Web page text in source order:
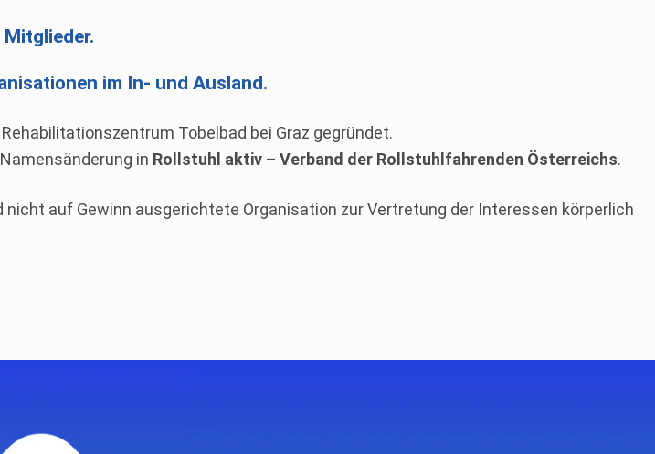
im In- und Ausland.
Tobelbad bei Graz gegründet.
in Rollstuhl aktiv – Verband der Rollstuhlfahrenden Österreichs.
auf Gewinn ausgerichtete Organisation zur Vertretung der Interessen körperlich